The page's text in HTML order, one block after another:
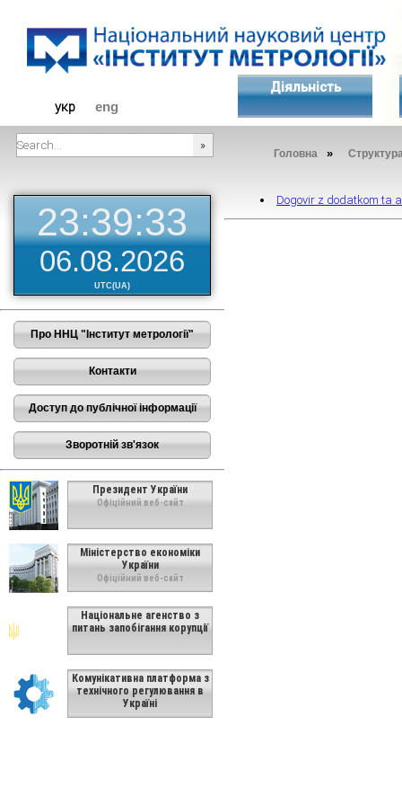
укр eng
Діяльність
Головна »
23:39:34
06.08.2026
UTC(UA)
Про ННЦ "Інститут метрології"
Контакти
Доступ до публічної інформації
Зворотній зв'язок
Президент України
Офіційний веб-сайт
Міністерство економіки
України
Офіційний веб-сайт
Національне агенство з
питань запобігання корупції
Комунікативна платформа з
технічного регулювання в
Україні
Dogovir z dodatkom ta